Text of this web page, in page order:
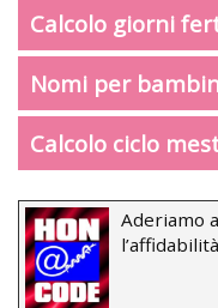
Calcolo giorni
Nomi per
Calcolo ciclo
Aderiamo